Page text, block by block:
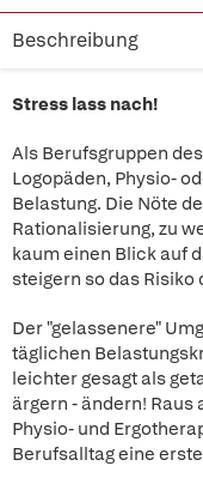
Beschreibung
Stress lass nach!
Als Berufsgruppen
Logopäden, Physio-
Belastung. Die Nöte
Rationalisierung, zu
kaum einen Blick auf
steigern so das Risiko
Der "gelassenere"
täglichen
leichter gesagt als
ärgern - ändern! Raus
Physio- und
Berufsalltag eine